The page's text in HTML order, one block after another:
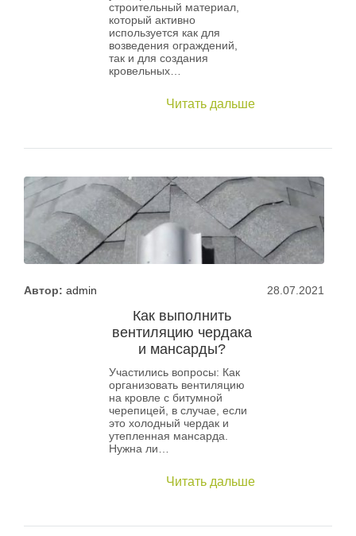
строительный материал,
который активно
используется как для
возведения ограждений,
так и для создания
кровельных…
Читать дальше
28.07.2021
Автор: admin
Как выполнить
вентиляцию чердака
и мансарды?
Участились вопросы: Как
организовать вентиляцию
на кровле с битумной
черепицей, в случае, если
это холодный чердак и
утепленная мансарда.
Нужна ли…
Читать дальше